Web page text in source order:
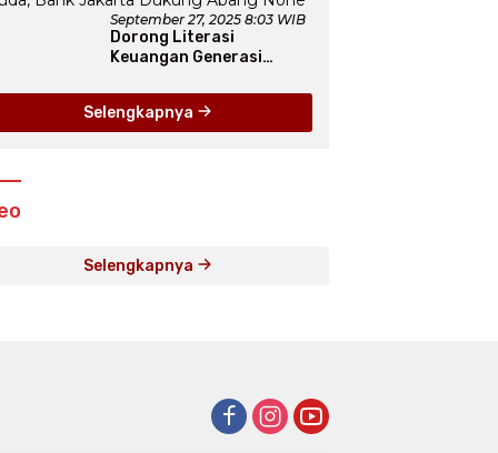
September 27, 2025 8:03 WIB
Dorong Literasi
Keuangan Generasi
Dukung Abang None
Selengkapnya
Selengkapnya